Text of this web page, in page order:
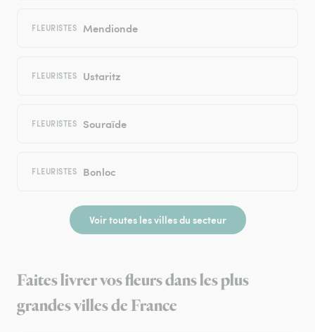
FLEURISTES Mendionde
FLEURISTES Ustaritz
FLEURISTES Souraïde
FLEURISTES Bonloc
Voir toutes les villes du secteur
Faites livrer vos fleurs dans les plus
grandes villes de France